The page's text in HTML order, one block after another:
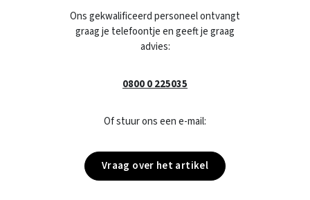
Ons gekwalificeerd personeel ontvangt
graag je telefoontje en geeft je graag
advies:
0800 0 225035
Of stuur ons een e-mail:
Vraag over het artikel